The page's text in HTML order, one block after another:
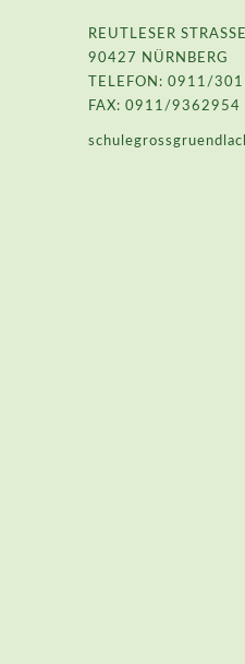
REUTLESER STRASSE 6
90427 NÜRNBERG
TELEFON: 0911/
FAX: 0911/9362954